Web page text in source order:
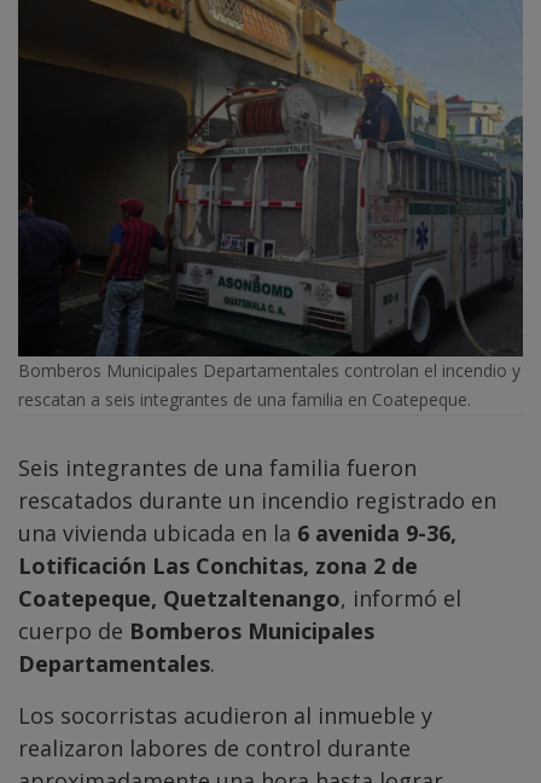
Bomberos Municipales Departamentales controlan el incendio y
rescatan a seis integrantes de una familia en Coatepeque.
Seis integrantes de una familia fueron
rescatados durante un incendio registrado en
una vivienda ubicada en la 6 avenida 9-36,
Lotificación Las Conchitas, zona 2 de
Coatepeque, Quetzaltenango, informó el
cuerpo de Bomberos Municipales
Departamentales.
Los socorristas acudieron al inmueble y
realizaron labores de control durante